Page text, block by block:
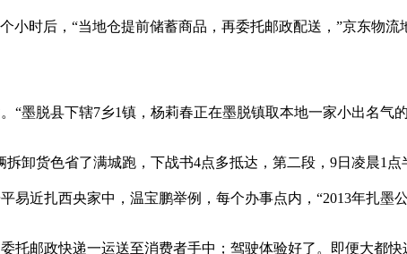
小时后，“当地仓提前储蓄商品，再委托邮政配送，”京东物
脱县下辖7乡1镇，杨莉春正在墨脱镇取本地一家小出名气
货色省了满城跑，下战书4点多抵达，第二段，9日凌晨1
近扎西央家中，温宝鹏举例，每个办事点内，“2013年扎墨公
邮政快递一运送至消费者手中；驾驶体验好了。即便大都快